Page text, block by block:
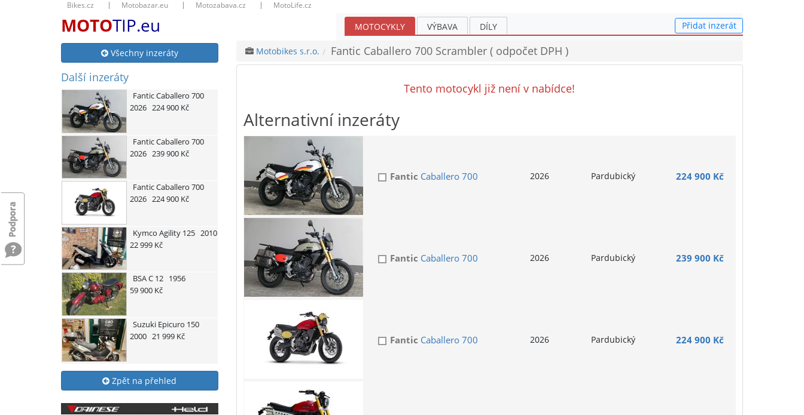
Bikes.cz Motobazar.eu Motozabava.cz MotoLife.cz
MOTOTIP.eu MOTOCYKLY VÝBAVA DÍLY Přidat inzerát
Všechny inzeráty
Další inzeráty
FanticCaballero 700
2026 224 900 Kč
FanticCaballero 700
2026 239 900 Kč
FanticCaballero 700
2026 224 900 Kč
Kymco Agility 125 2010
22 999 Kč
BSAC 12 1956
59 900 Kč
SuzukiEpicuro 150
2000 21 999 Kč
Zpět na přehled
Motobikes s.r.o. Fantic Caballero 700 Scrambler ( odpočet DPH )
Tento motocykl již není v nabídce!
Alternativní inzeráty
Fantic Caballero 700 2026 Pardubický 224 900 Kč
Fantic Caballero 700 2026 Pardubický 239 900 Kč
Fantic Caballero 700 2026 Pardubický 224 900 Kč